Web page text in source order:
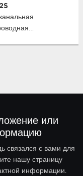
или
связался с вами для
нашу страницу
информации.